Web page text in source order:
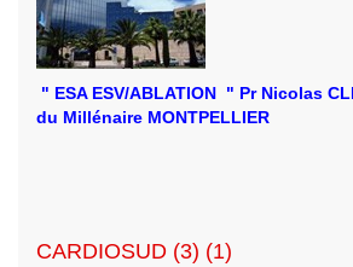
" ESA ESV/ABLATION " Pr Nicolas
du Millénaire MONTPELLIER
CARDIOSUD (3) (1)